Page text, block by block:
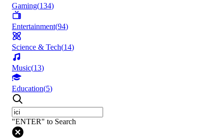
Gaming(134)
Entertainment(94)
Science & Tech(14)
Music(13)
Education(5)
"ENTER" to Search